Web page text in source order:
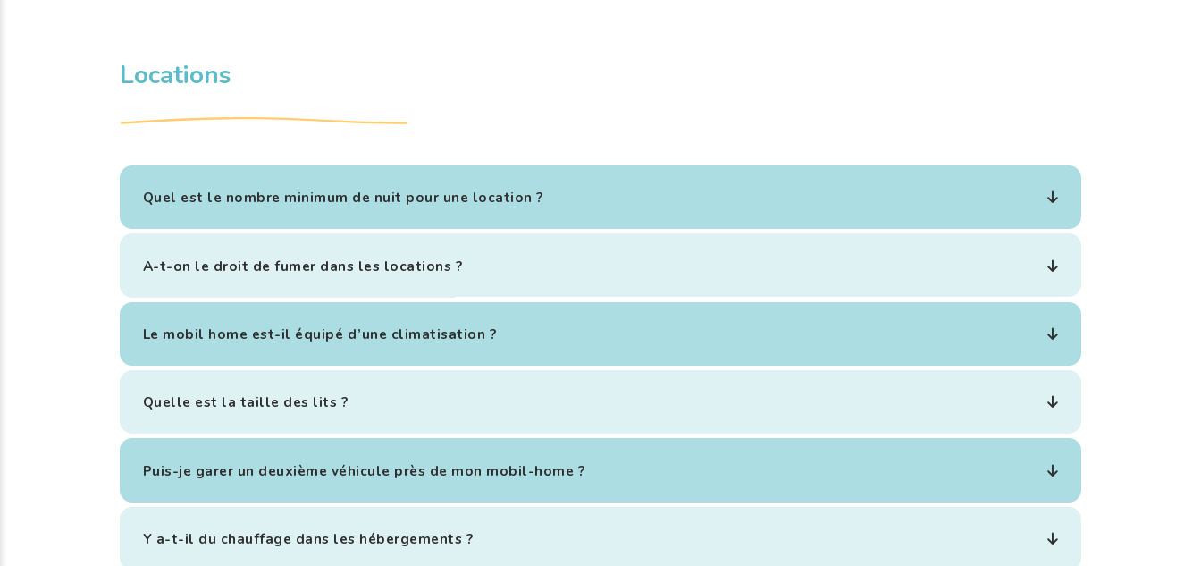
Locations
Quel est le nombre minimum de nuit pour une location ?
A-t-on le droit de fumer dans les locations ?
Le mobil home est-il équipé d’une climatisation ?
Quelle est la taille des lits ?
Puis-je garer un deuxième véhicule près de mon mobil-home ?
Y a-t-il du chauffage dans les hébergements ?